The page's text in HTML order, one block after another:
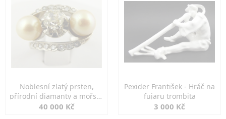
Noblesní zlatý prsten,
přírodní diamanty a mořské
perly
40 000 Kč
Pexider František - Hráč na
fujaru trombita
3 000 Kč